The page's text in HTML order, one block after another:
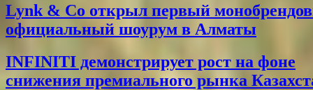
Lynk & Co открыл первый
официальный шоурум в Алматы
INFINITI демонстрирует рост на фоне
снижения премиального рынка